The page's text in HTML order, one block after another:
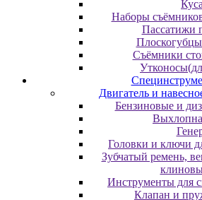
Наборы
Пассатижи
Съёмники
Двигатель и
Бензиновые и
Головки и ключи
Зубчатый ремень,
Инструменты для
Клапан и